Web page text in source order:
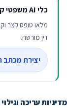
כלי AI משפטי קשור
מלאו טופס קצר
דין מורשה.
יצירת מכתב
מדיניות עריכה